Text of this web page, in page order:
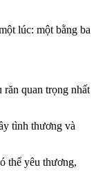
lúc: một bằng ba
quan trọng nhất
tình thương và
thể yêu thương,